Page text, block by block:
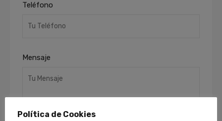
Teléfono
Mensaje
Política de Cookies